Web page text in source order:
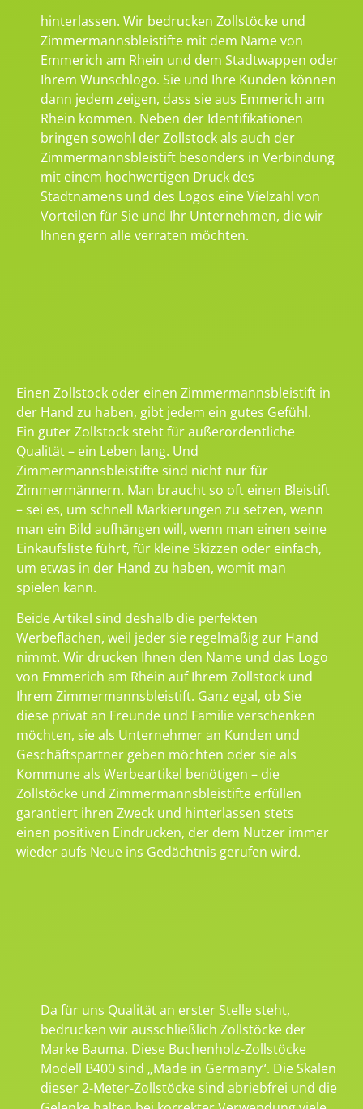
hinterlassen. Wir bedrucken Zollstöcke und
Zimmermannsbleistifte mit dem Name von
Emmerich am Rhein und dem Stadtwappen oder
Ihrem Wunschlogo. Sie und Ihre Kunden können
dann jedem zeigen, dass sie aus Emmerich am
Rhein kommen. Neben der Identifikationen
bringen sowohl der Zollstock als auch der
Zimmermannsbleistift besonders in Verbindung
mit einem hochwertigen Druck des
Stadtnamens und des Logos eine Vielzahl von
Vorteilen für Sie und Ihr Unternehmen, die wir
Ihnen gern alle verraten möchten.
Einen Zollstock oder einen Zimmermannsbleistift in
der Hand zu haben, gibt jedem ein gutes Gefühl.
Ein guter Zollstock steht für außerordentliche
Qualität – ein Leben lang. Und
Zimmermannsbleistifte sind nicht nur für
Zimmermännern. Man braucht so oft einen Bleistift
– sei es, um schnell Markierungen zu setzen, wenn
man ein Bild aufhängen will, wenn man einen seine
Einkaufsliste führt, für kleine Skizzen oder einfach,
um etwas in der Hand zu haben, womit man
spielen kann.
Beide Artikel sind deshalb die perfekten
Werbeflächen, weil jeder sie regelmäßig zur Hand
nimmt. Wir drucken Ihnen den Name und das Logo
von Emmerich am Rhein auf Ihrem Zollstock und
Ihrem Zimmermannsbleistift. Ganz egal, ob Sie
diese privat an Freunde und Familie verschenken
möchten, sie als Unternehmer an Kunden und
Geschäftspartner geben möchten oder sie als
Kommune als Werbeartikel benötigen – die
Zollstöcke und Zimmermannsbleistifte erfüllen
garantiert ihren Zweck und hinterlassen stets
einen positiven Eindrucken, der dem Nutzer immer
wieder aufs Neue ins Gedächtnis gerufen wird.
Da für uns Qualität an erster Stelle steht,
bedrucken wir ausschließlich Zollstöcke der
Marke Bauma. Diese Buchenholz-Zollstöcke
Modell B400 sind „Made in Germany“. Die Skalen
dieser 2-Meter-Zollstöcke sind abriebfrei und die